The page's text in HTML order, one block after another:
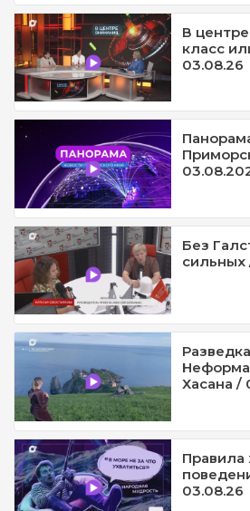
В
класс
03.08.26
Без
сильных
Хасана /
Правила
03.08.26